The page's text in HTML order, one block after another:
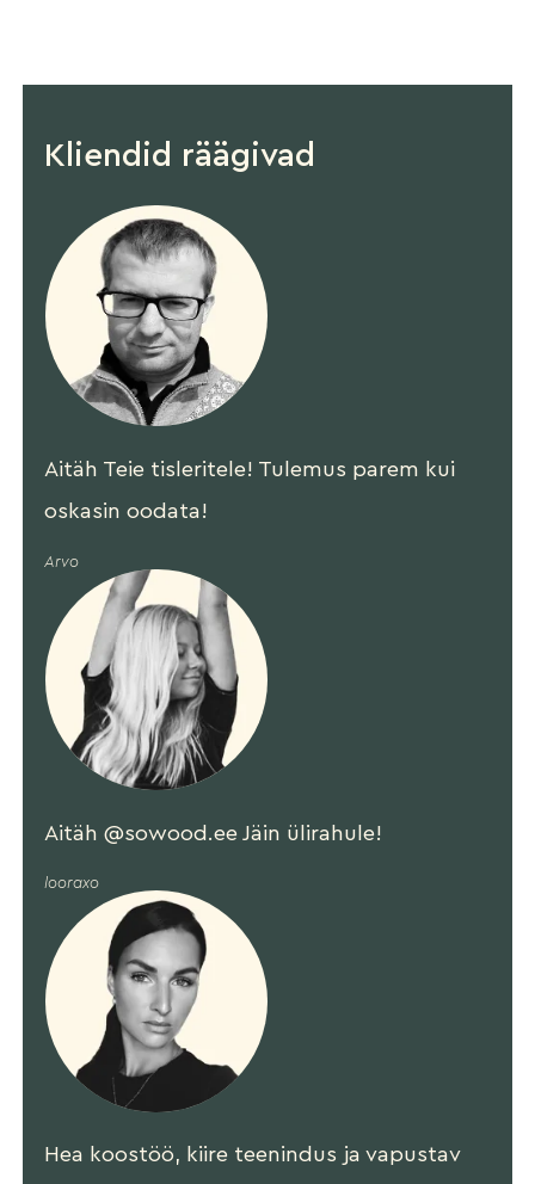
Kliendid räägivad
Aitäh Teie tisleritele! Tulemus parem kui
oskasin oodata!
Arvo
Aitäh @sowood.ee Jäin ülirahule!
looraxo
Hea koostöö, kiire teenindus ja vapustav